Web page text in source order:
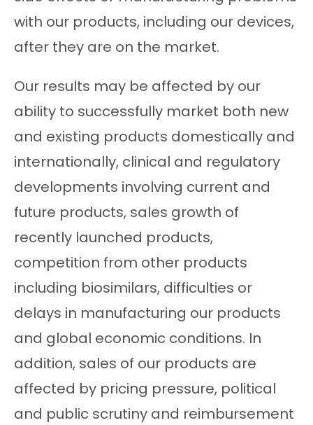
with our products, including our devices,
after they are on the market.
Our results may be affected by our
ability to successfully market both new
and existing products domestically and
internationally, clinical and regulatory
developments involving current and
future products, sales growth of
recently launched products,
competition from other products
including biosimilars, difficulties or
delays in manufacturing our products
and global economic conditions. In
addition, sales of our products are
affected by pricing pressure, political
and public scrutiny and reimbursement